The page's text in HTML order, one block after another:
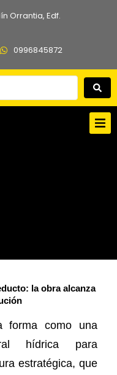
Orrantia, Edf.
0996845872
la obra alcanza
forma como una
hídrica para
estratégica, que